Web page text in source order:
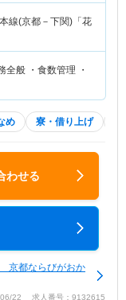
線(京都－下関)「花
全般 ・食数管理 ・
め 寮・借り上げ
わせる
京都ならびがおか
06/22 求人番号：9132615